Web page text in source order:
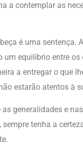
a contemplar as
é uma sentença.
um equilíbrio entre
a entregar o que
estarão atentos à
generalidades e
tenha a